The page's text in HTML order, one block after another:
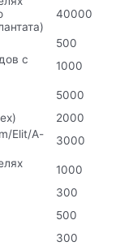
40000
500
с
1000
5000
2000
Elit/А-
3000
1000
300
500
300